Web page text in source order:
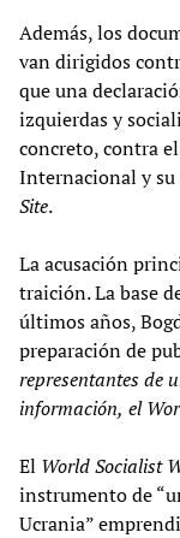
Además, los
van dirigidos
que una
izquierdas y
concreto, contra
Internacional y
Site.
La acusación
traición. La base
últimos años,
preparación de
representantes de
información, el
El World Socialist
instrumento de
Ucrania”